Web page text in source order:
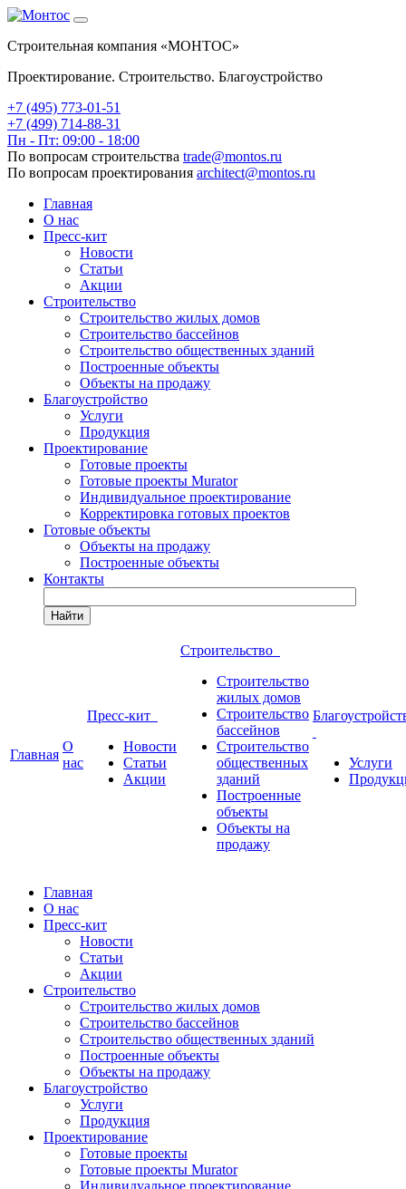
Строительная компания «МОНТОС»
Проектирование. Строительство. Благоустройство
+7 (495) 773-01-51
+7 (499) 714-88-31
Пн - Пт: 09:00 - 18:00
По вопросам строительства trade@montos.ru
По вопросам проектирования architect@montos.ru
Главная
О нас
Пресс-кит
Новости
Статьи
Акции
Строительство
Строительство жилых домов
Строительство бассейнов
Строительство общественных зданий
Построенные объекты
Объекты на продажу
Благоустройство
Услуги
Продукция
Проектирование
Готовые проекты
Готовые проекты Murator
Индивидуальное проектирование
Корректировка готовых проектов
Готовые объекты
Объекты на продажу
Построенные объекты
Контакты
Найти
Главная
О
нас
Пресс-кит
Новости
Статьи
Акции
Строительство
Строительство
жилых домов
Строительство
бассейнов
Строительство
общественных
зданий
Построенные
объекты
Объекты на
продажу
Услуги
Главная
О нас
Пресс-кит
Новости
Статьи
Акции
Строительство
Строительство жилых домов
Строительство бассейнов
Строительство общественных зданий
Построенные объекты
Объекты на продажу
Благоустройство
Услуги
Продукция
Проектирование
Готовые проекты
Готовые проекты Murator
Индивидуальное проектирование